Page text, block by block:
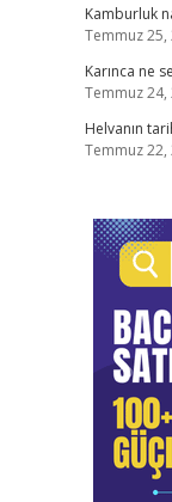
Kamburluk
Temmuz 25,
Karınca ne
Temmuz 24,
Helvanın
Temmuz 22,